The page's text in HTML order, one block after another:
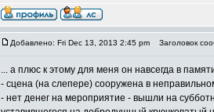
Добавлено: Fri Dec 13, 2013 2:45 pm Заголовок
... а плюс к этому для меня он навсегда в
- сцена (на слепере) сооружена в
- нет денег на мероприятие - вышли на